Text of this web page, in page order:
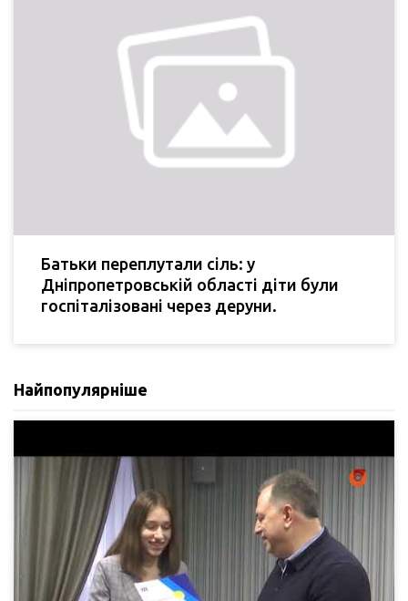
Батьки переплутали сіль: у
Дніпропетровській області діти були
госпіталізовані через деруни.
Найпопулярніше